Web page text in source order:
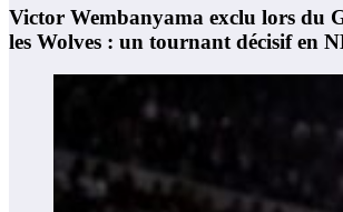
Victor Wembanyama exclu lors du
les Wolves : un tournant décisif en